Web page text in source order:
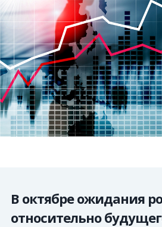
В октябре ожидания
относительно